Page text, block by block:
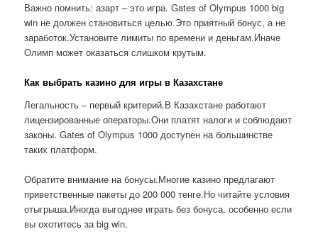
Важно помнить: азарт – это игра. Gates of Olympus 1000 big
win не должен становиться целью.Это приятный бонус, а не
заработок.Установите лимиты по времени и деньгам.Иначе
Олимп может оказаться слишком крутым.
Как выбрать казино для игры в Казахстане
Легальность – первый критерий.В Казахстане работают
лицензированные операторы.Они платят налоги и соблюдают
законы. Gates of Olympus 1000 доступен на большинстве
таких платформ.
Обратите внимание на бонусы.Многие казино предлагают
приветственные пакеты до 200 000 тенге.Но читайте условия
отыгрыша.Иногда выгоднее играть без бонуса, особенно если
вы охотитесь за big win.